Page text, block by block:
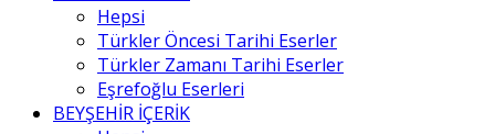
Hepsi
Türkler Öncesi Tarihi Eserler
Türkler Zamanı Tarihi Eserler
Eşrefoğlu Eserleri
BEYŞEHİR İÇERİK